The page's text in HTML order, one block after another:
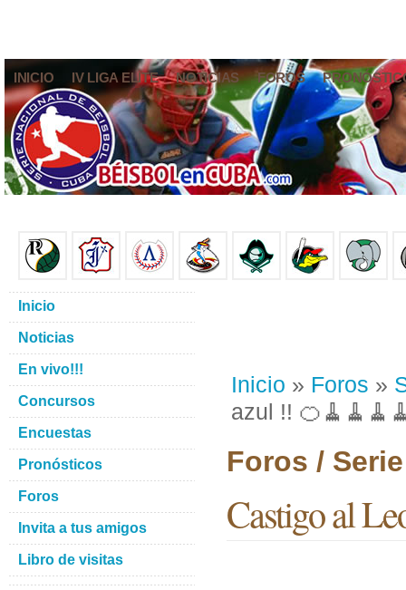
INICIO IV LIGA ELITE NOTICIAS FOROS
Inicio » Foros »
azul !!
Foros /
Castigo al
Inicio
Noticias
En vivo!!!
Concursos
Encuestas
Pronósticos
Foros
Invita a tus amigos
Libro de visitas